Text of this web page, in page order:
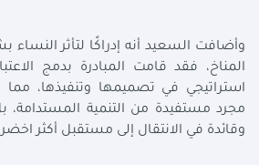
وأضافت السعيد أنه إدراكًا لتأثر
المناخ، فقد قامت المبادرة بدمج
استراتيجي في تصميمها وتنفيذها، مما
مجرد مستفيدة من التنمية
وقائدة في الانتقال إلى مستقبل أكثر